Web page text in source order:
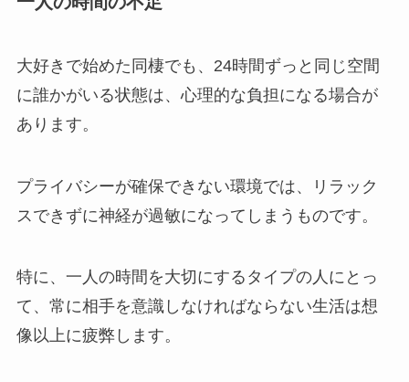
大好きで始めた同棲でも、24時間ずっと同じ空間
に誰かがいる状態は、心理的な負担になる場合が
あります。
プライバシーが確保できない環境では、リラック
スできずに神経が過敏になってしまうものです。
特に、一人の時間を大切にするタイプの人にとっ
て、常に相手を意識しなければならない生活は想
像以上に疲弊します。